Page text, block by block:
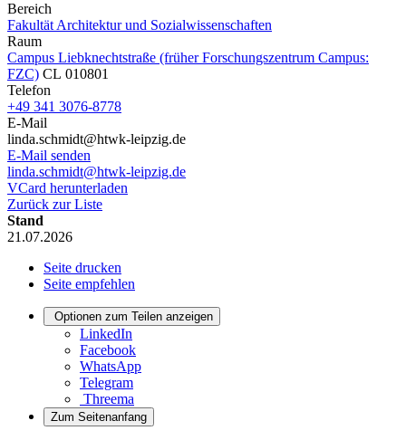
Bereich
Fakultät Architektur und Sozialwissenschaften
Raum
Campus Liebknechtstraße (früher Forschungszentrum Campus:
FZC) CL 010801
Telefon
+49 341 3076-8778
E-Mail
linda.schmidt@htwk-leipzig.de
E-Mail senden
linda.schmidt@htwk-leipzig.de
VCard herunterladen
Zurück zur Liste
Stand
21.07.2026
Seite drucken
Seite empfehlen
Optionen zum Teilen anzeigen
LinkedIn
Facebook
WhatsApp
Telegram
Threema
Zum Seitenanfang